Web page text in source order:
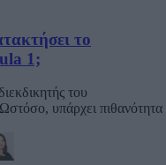
το
1;
του
υπάρχει πιθανότητα